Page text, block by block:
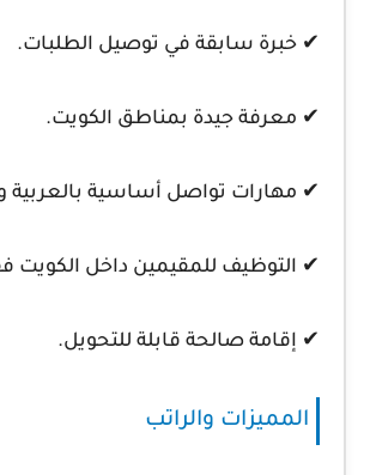
✔ خبرة سابقة في توصيل الطلبات.
✔ معرفة جيدة بمناطق الكويت.
✔ مهارات تواصل أساسية بالعربية
✔ التوظيف للمقيمين داخل الكويت
✔ إقامة صالحة قابلة للتحويل.
المميزات والراتب